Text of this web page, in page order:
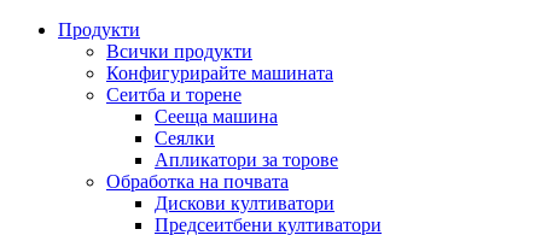
Продукти
Всички продукти
Конфигурирайте машината
Сеитба и торене
Cееща машина
Cеялки
Апликатори за торове
Обработка на почвата
Дискови култиватори
Предсеитбени култиватори